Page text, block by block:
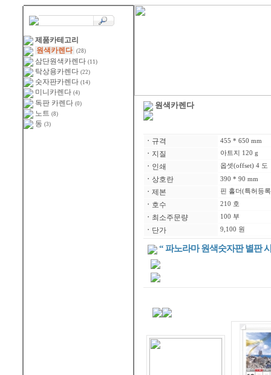
제품카테고리
원색카렌다 (28)
삼단원색카렌다 (11)
탁상용카렌다 (22)
숫자판카렌다 (14)
미니카렌다 (4)
독판 카렌다 (0)
노트 (8)
동 (3)
원색카렌다
ㆍ 규격 455 * 650 mm
ㆍ 지질 아트지 120 g
ㆍ 인쇄 옵셋(offset) 4 도
ㆍ 상호란 390 * 90 mm
ㆍ 제본 핀 홀더(특허등
ㆍ 호수 210 호
ㆍ 최소주문량 100 부
ㆍ 단가 9,100 원
“ 파노라마 원색숫자판 별판